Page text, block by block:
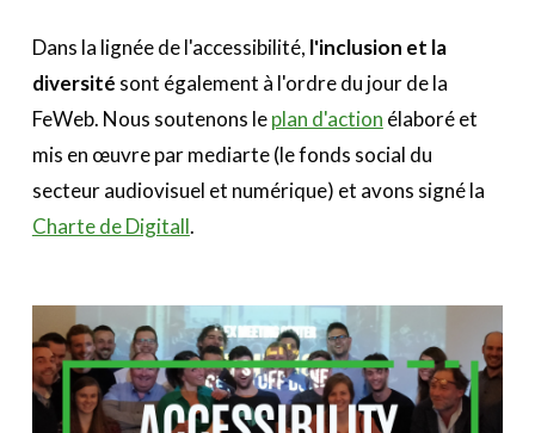
Dans la lignée de l'accessibilité, l'inclusion et la
diversité sont également à l'ordre du jour de la
FeWeb. Nous soutenons leplan d'action élaboré et
mis en œuvre par mediarte (le fonds social du
secteur audiovisuel et numérique) et avons signé la
Charte de Digitall.